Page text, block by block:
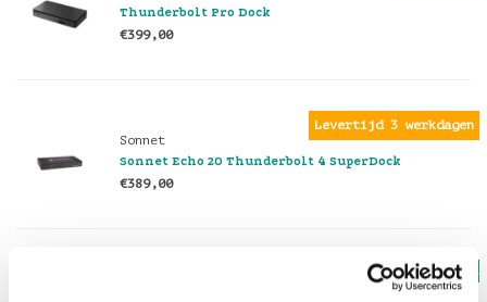
Thunderbolt Pro Dock
€399,00
Levertijd 3 werkdagen
Sonnet
Sonnet Echo 20 Thunderbolt 4 SuperDock
€389,00
Op voorraad